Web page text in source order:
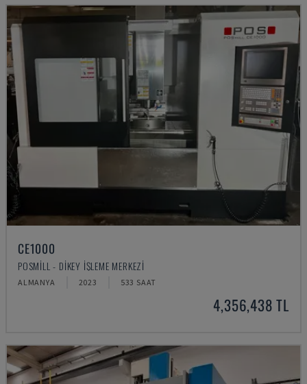
CE1000
POSMILL - DIKEY İŞLEME MERKEZI
ALMANYA 2023 533 SAAT
4,356,438 TL